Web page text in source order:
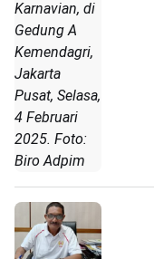
Karnavian, di
Gedung A
Kemendagri,
Jakarta
Pusat, Selasa,
4 Februari
2025. Foto:
Biro Adpim